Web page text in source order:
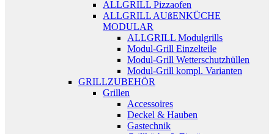
ALLGRILL Pizzaofen
ALLGRILL AUßENKÜCHE
MODULAR
ALLGRILL Modulgrills
Modul-Grill Einzelteile
Modul-Grill Wetterschutzhüllen
Modul-Grill kompl. Varianten
GRILLZUBEHÖR
Grillen
Accessoires
Deckel & Hauben
Gastechnik